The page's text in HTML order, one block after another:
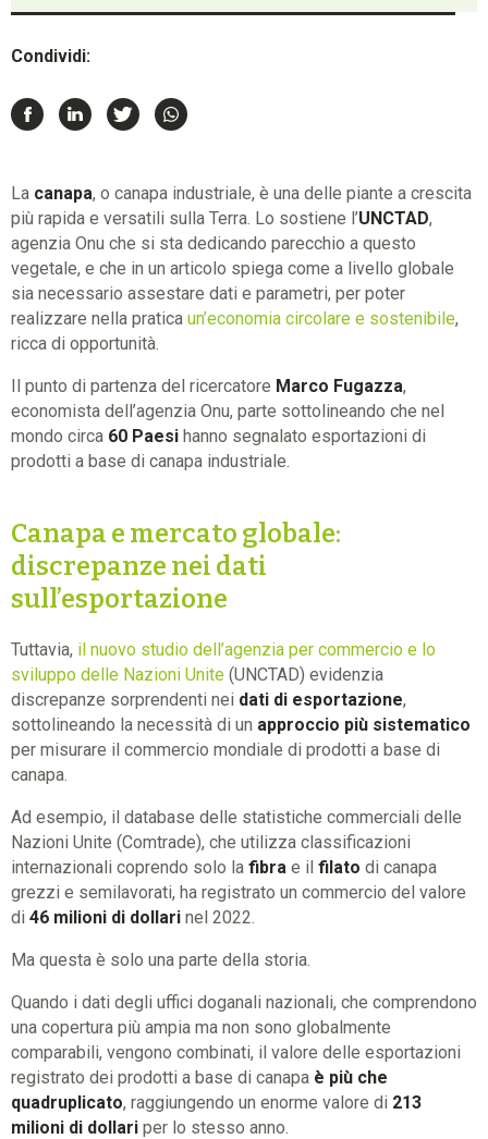
Condividi:
La canapa, o canapa industriale, è una delle piante a crescita
più rapida e versatili sulla Terra. Lo sostiene l’UNCTAD,
agenzia Onu che si sta dedicando parecchio a questo
vegetale, e che in un articolo spiega come a livello globale
sia necessario assestare dati e parametri, per poter
realizzare nella pratica un’economia circolare e sostenibile,
ricca di opportunità.
Il punto di partenza del ricercatore Marco Fugazza,
economista dell’agenzia Onu, parte sottolineando che nel
mondo circa 60 Paesi hanno segnalato esportazioni di
prodotti a base di canapa industriale.
Canapa e mercato globale:
discrepanze nei dati
sull’esportazione
Tuttavia, il nuovo studio dell’agenzia per commercio e lo
sviluppo delle Nazioni Unite (UNCTAD) evidenzia
discrepanze sorprendenti nei dati di esportazione,
sottolineando la necessità di un approccio più sistematico
per misurare il commercio mondiale di prodotti a base di
canapa.
Ad esempio, il database delle statistiche commerciali delle
Nazioni Unite (Comtrade), che utilizza classificazioni
internazionali coprendo solo la fibra e il filato di canapa
grezzi e semilavorati, ha registrato un commercio del valore
di 46 milioni di dollari nel 2022.
Ma questa è solo una parte della storia.
Quando i dati degli uffici doganali nazionali, che comprendono
una copertura più ampia ma non sono globalmente
comparabili, vengono combinati, il valore delle esportazioni
registrato dei prodotti a base di canapa è più che
quadruplicato, raggiungendo un enorme valore di 213
milioni di dollari per lo stesso anno.